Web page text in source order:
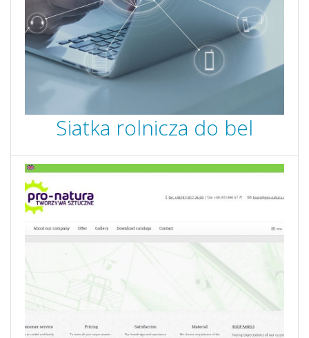
Siatka rolnicza do bel